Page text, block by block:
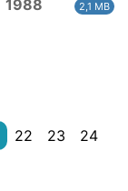
1988 2,1 MB
22 23
24